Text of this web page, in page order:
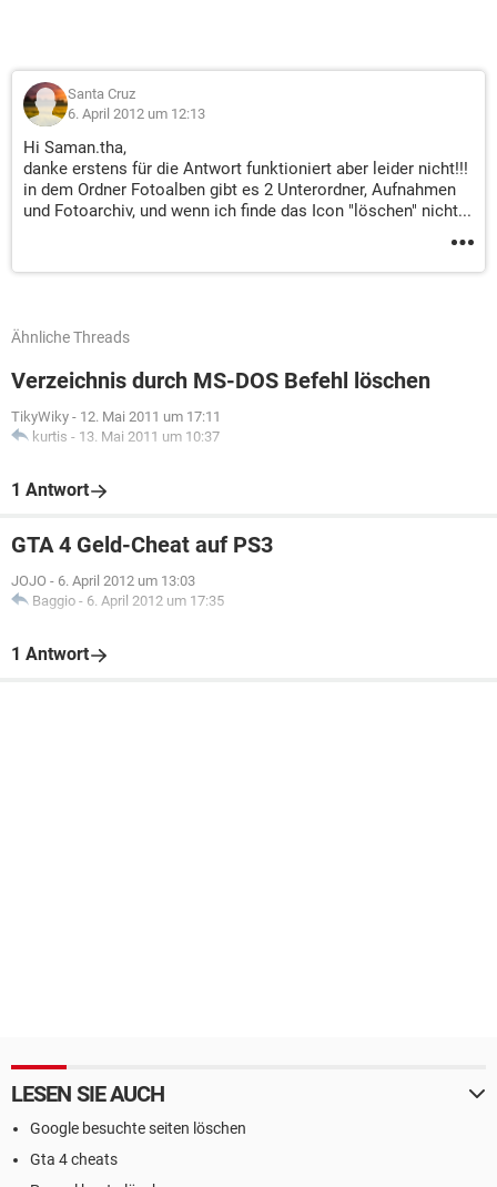
Santa Cruz
6. April 2012 um 12:13
Hi Saman.tha,
danke erstens für die Antwort funktioniert aber leider nicht!!!
in dem Ordner Fotoalben gibt es 2 Unterordner, Aufnahmen
und Fotoarchiv, und wenn ich finde das Icon "löschen" nicht...
Ähnliche Threads
Verzeichnis durch MS-DOS Befehl löschen
TikyWiky - 12. Mai 2011 um 17:11
kurtis - 13. Mai 2011 um 10:37
1 Antwort
GTA 4 Geld-Cheat auf PS3
JOJO - 6. April 2012 um 13:03
Baggio - 6. April 2012 um 17:35
1 Antwort
LESEN SIE AUCH
Google besuchte seiten löschen
Gta 4 cheats